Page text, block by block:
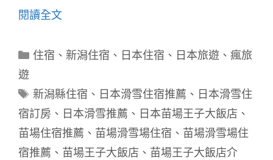
閱讀全文
分
住宿 、 新潟住宿 、 日本住宿 、 日本旅遊、 瘋旅
遊
標
籤
新潟縣住宿 、 日本滑雪住宿推薦 、 日本滑雪住
宿訂房 、 日本滑雪推薦 、 日本苗場王子大飯店 、
苗場住宿推薦 、 苗場滑雪場住宿 、 苗場滑雪場住
宿推薦 、 苗場王子大飯店 、 苗場王子大飯店介